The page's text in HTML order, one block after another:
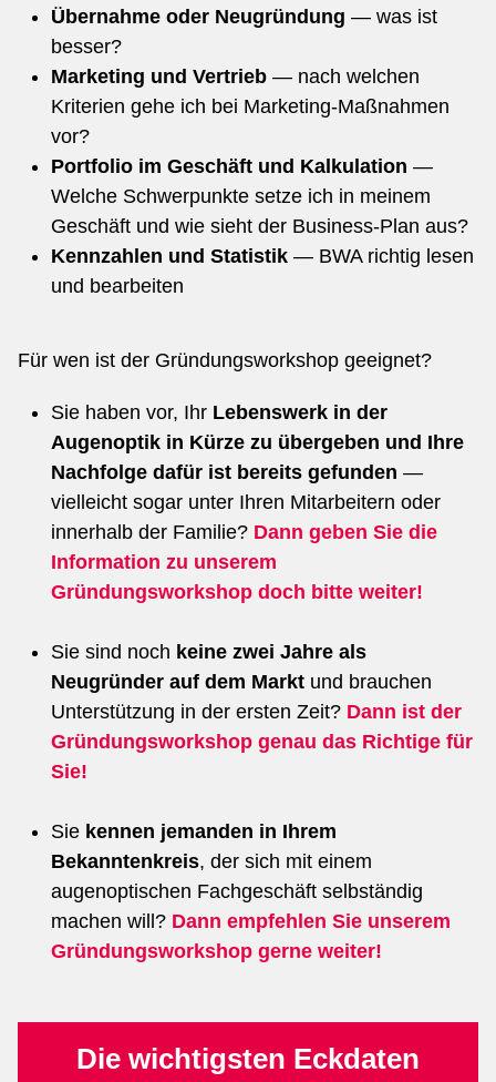
Übernahme oder Neugründung — was ist
besser?
Marketing und Vertrieb — nach welchen
Kriterien gehe ich bei Marketing-Maßnahmen
vor?
Portfolio im Geschäft und Kalkulation —
Welche Schwerpunkte setze ich in meinem
Geschäft und wie sieht der Business-Plan aus?
Kennzahlen und Statistik — BWA richtig lesen
und bearbeiten
Für wen ist der Gründungsworkshop geeignet?
Sie haben vor, Ihr Lebenswerk in der
Augenoptik in Kürze zu übergeben und Ihre
Nachfolge dafür ist bereits gefunden —
vielleicht sogar unter Ihren Mitarbeitern oder
innerhalb der Familie? Dann geben Sie die
Information zu unserem
Gründungsworkshop doch bitte weiter!
Sie sind noch keine zwei Jahre als
Neugründer auf dem Markt und brauchen
Unterstützung in der ersten Zeit? Dann ist der
Gründungsworkshop genau das Richtige für
Sie!
Sie kennen jemanden in Ihrem
Bekanntenkreis, der sich mit einem
augenoptischen Fachgeschäft selbständig
machen will? Dann empfehlen Sie unserem
Gründungsworkshop gerne weiter!
Die wichtigsten Eckdaten